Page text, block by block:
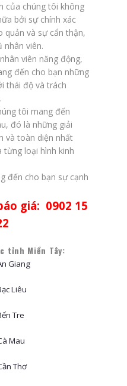
của chúng tôi không
bởi sự chính xác
quản và sự cẩn thận,
nhân viên.
viên năng động,
đến cho bạn những
thái độ và trách
tôi mang đến
đó là những giải
và toàn diện nhất
từng loại hình kinh
đến cho bạn sự cạnh
giá: 0902 15
tỉnh Miền Tây:
Giang
Liêu
Tre
Mau
Thơ